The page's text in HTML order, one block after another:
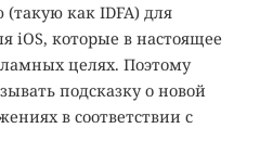
как IDFA) для
iOS, которые в настоящее
целях. Поэтому
подсказку о новой
в соответствии с